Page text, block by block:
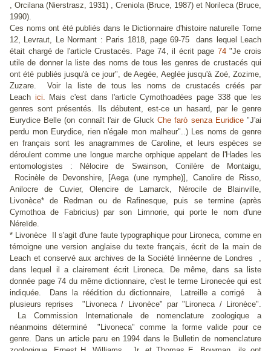
, Orcilana(Nierstrasz, 1931) , Creniola(Bruce, 1987) et Norileca(Bruce,
1990).
Ces noms ont été publiés dans le Dictionnaire d'histoire naturelle Tome
12, Levraut, Le Normant : Paris 1818, page 69-75 dans lequel Leach
était chargé de l'article Crustacés. Page 74, il écrit page 74"Je crois
utile de donner la liste des noms de tous les genres de crustacés qui
ont été publiés jusqu'à ce jour", de Aegée, Aeglée jusqu'à Zoé, Zozime,
Zuzare. Voir la liste de tous les noms de crustacés créés par
Leach ici. Mais c'est dans l'article Cymothoadées page 338 que les
genres sont présentés. Ils débutent, est-ce un hasard, par le genre
Eurydice Belle (on connaît l'air de GluckChe farò senza Euridice"J'ai
perdu mon Eurydice, rien n'égale mon malheur"..) Les noms de genre
en français sont les anagrammes de Caroline, et leurs espèces se
déroulent comme une longue marche orphique appelant de l'Hades les
entomologistes : Nélocire de Swainson, Conilère de Montaigu,
Rocinèle de Devonshire, [Aega (une nymphe)], Canolire de Risso,
Anilocre de Cuvier, Olencire de Lamarck, Nérocile de Blainville,
Livonèce* de Redman ou de Rafinesque, puis se termine (après
Cymothoa de Fabricius) par son Limnorie, qui porte le nom d'une
Néreïde.
* Livonèce Il s'agit d'une faute typographique pour Lironeca, comme en
témoigne une version anglaise du texte français, écrit de la main de
Leach et conservé aux archives de la Société linnéenne de Londres ,
dans lequel il a clairement écrit Lironeca. De même, dans sa liste
donnée page 74 du même dictionnaire, c'est le terme Lironecée qui est
indiquée. Dans la réédition du dictionnaire, Latreille a corrigé à
plusieurs reprises "Livoneca / Livonèce" par "Lironeca / Lironèce".
La Commission Internationale de nomenclature zoologique a
néanmoins déterminé "Livoneca" comme la forme valide pour ce
genre. Dans un article paru en 1994 dans le Bulletin de nomenclature